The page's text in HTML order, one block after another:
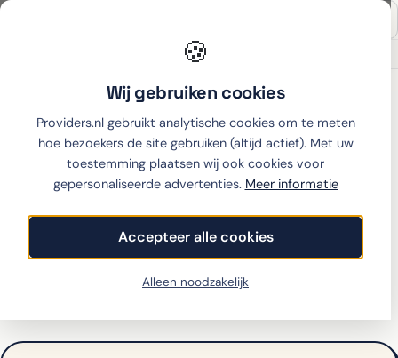
🍪
Wij gebruiken cookies
Providers.nl gebruikt analytische cookies om te meten
hoe bezoekers de site gebruiken (altijd actief). Met uw
toestemming plaatsen wij ook cookies voor
gepersonaliseerde advertenties. Meer informatie
Accepteer alle cookies
Alleen noodzakelijk
Thuiswinkel partner
›5› Simyo
Fairphone 5 met
abonnement bij Simyo
abonnement. Bekijk hieronder de alternatieven.